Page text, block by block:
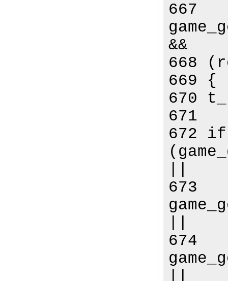
667
&&
668
669 {
670
671
672
673
674